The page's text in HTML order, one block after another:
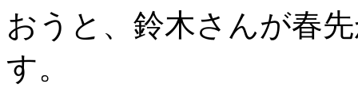
おうと、鈴木さんが春
す。